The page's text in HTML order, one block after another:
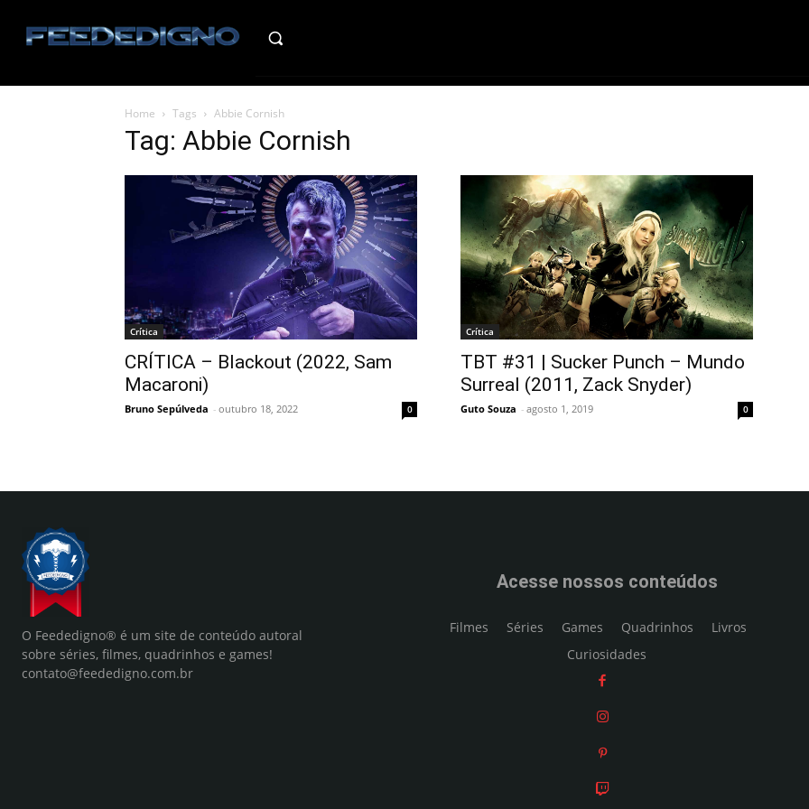
Home Tags Abbie Cornish
Tag: Abbie Cornish
Crítica
CRÍTICA – Blackout (2022, Sam
Macaroni)
Bruno Sepúlveda - outubro 18, 2022 0
Crítica
TBT #31 | Sucker Punch – Mundo
Surreal (2011, Zack Snyder)
Guto Souza - agosto 1, 2019 0
O Feededigno® é um site de conteúdo autoral
sobre séries, filmes, quadrinhos e games!
contato@feededigno.com.br
Acesse nossos conteúdos
Filmes Séries Games Quadrinhos
Livros
Curiosidades